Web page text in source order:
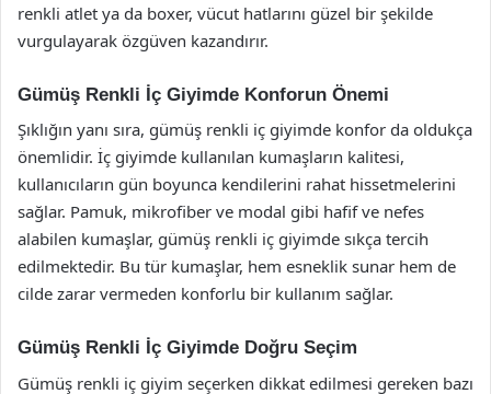
renkli atlet ya da boxer, vücut hatlarını güzel bir şekilde
vurgulayarak özgüven kazandırır.
Gümüş Renkli İç Giyimde Konforun Önemi
Şıklığın yanı sıra, gümüş renkli iç giyimde konfor da oldukça
önemlidir. İç giyimde kullanılan kumaşların kalitesi,
kullanıcıların gün boyunca kendilerini rahat hissetmelerini
sağlar. Pamuk, mikrofiber ve modal gibi hafif ve nefes
alabilen kumaşlar, gümüş renkli iç giyimde sıkça tercih
edilmektedir. Bu tür kumaşlar, hem esneklik sunar hem de
cilde zarar vermeden konforlu bir kullanım sağlar.
Gümüş Renkli İç Giyimde Doğru Seçim
Gümüş renkli iç giyim seçerken dikkat edilmesi gereken bazı